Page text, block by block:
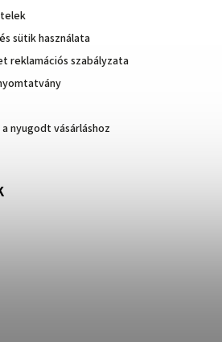
sütik használata
reklamációs szabályzata
nyugodt vásárláshoz